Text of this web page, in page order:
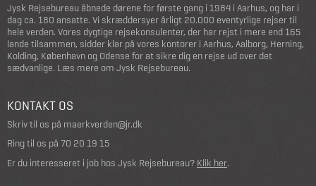
Jysk Rejsebureau åbnede dørene for første gang i 1984 i Aarhus, og har i
dag ca. 180 ansatte. Vi skræddersyer årligt 20.000 eventyrlige rejser til
hele verden. Vores dygtige rejsekonsulenter, der har rejst i mere end 165
lande tilsammen, sidder klar på vores kontorer i Aarhus, Aalborg, Herning,
Kolding, København og Odense for at sikre dig en rejse ud over det
sædvanlige. Læs mere om Jysk Rejsebureau.
KONTAKT OS
Skriv til os på maerkverden@jr.dk
Ring til os på 70 20 19 15
Er du interesseret i job hos Jysk Rejsebureau? Klik her.